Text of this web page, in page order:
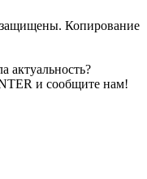
защищены. Копирование
и сообщите нам!